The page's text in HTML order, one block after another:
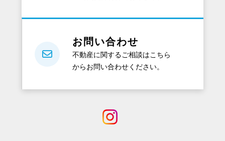
料
ら
の？
お問い合わせ
不動産に関するご相談はこちら
からお問い合わせください。